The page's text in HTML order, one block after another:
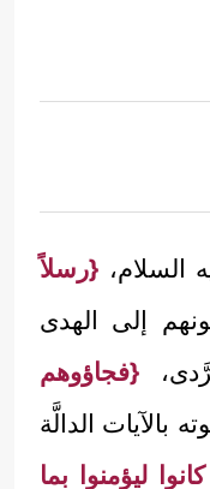
السلام، {رسلاً
إلى الهدى
{فجاؤوهم
بالآيات الدالَّة
ليؤمنوا بما